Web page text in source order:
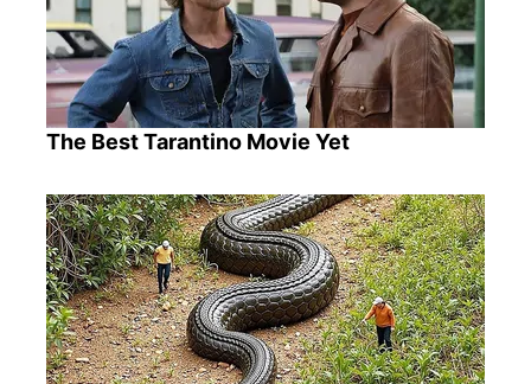
The Best Tarantino Movie Yet